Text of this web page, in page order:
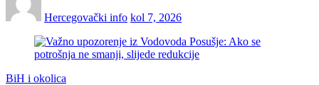
Hercegovački info kol 7, 2026
BiH i okolica